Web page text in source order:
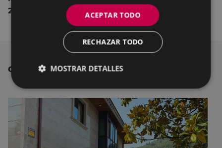
20,1 millones de metros cúbicos de agua
OTRAS NOTICIAS
ACEPTAR TODO
RECHAZAR TODO
MOSTRAR DETALLES